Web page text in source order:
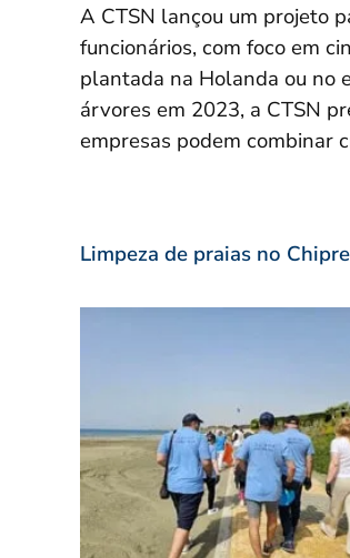
A CTSN lançou um projeto
funcionários, com foco em
plantada na Holanda ou no
árvores em 2023, a CTSN
empresas podem combinar
Limpeza de praias no Chipre